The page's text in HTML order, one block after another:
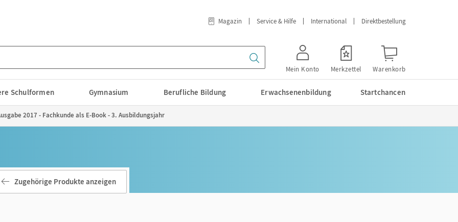
Magazin Service & Hilfe International Direktbestellung
Mein Konto Merkzettel Warenkorb
Schulformen Gymnasium Berufliche Bildung Erwachsenenbildung Startchancen
2017 - Fachkunde als E-Book - 3. Ausbildungsjahr
Zugehörige Produkte anzeigen